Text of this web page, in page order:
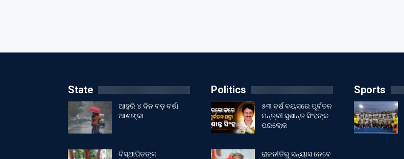
State
ଆହୁରି ୪ ଦିନ ବଡ଼ ବର୍ଷା
ଆଶଙ୍କା
ବିସ୍ଥାପିତଙ୍କ
Politics
୫୩ ବର୍ଷ ବୟସରେ ପୂର୍ବତନ
ମନ୍ତ୍ରୀ ସୁଶାନ୍ତ ସିଂହଙ୍କ
ପରଲୋକ
ରାଜନୀତିରୁ ସନ୍ୟାସ ନେବେ
Sports